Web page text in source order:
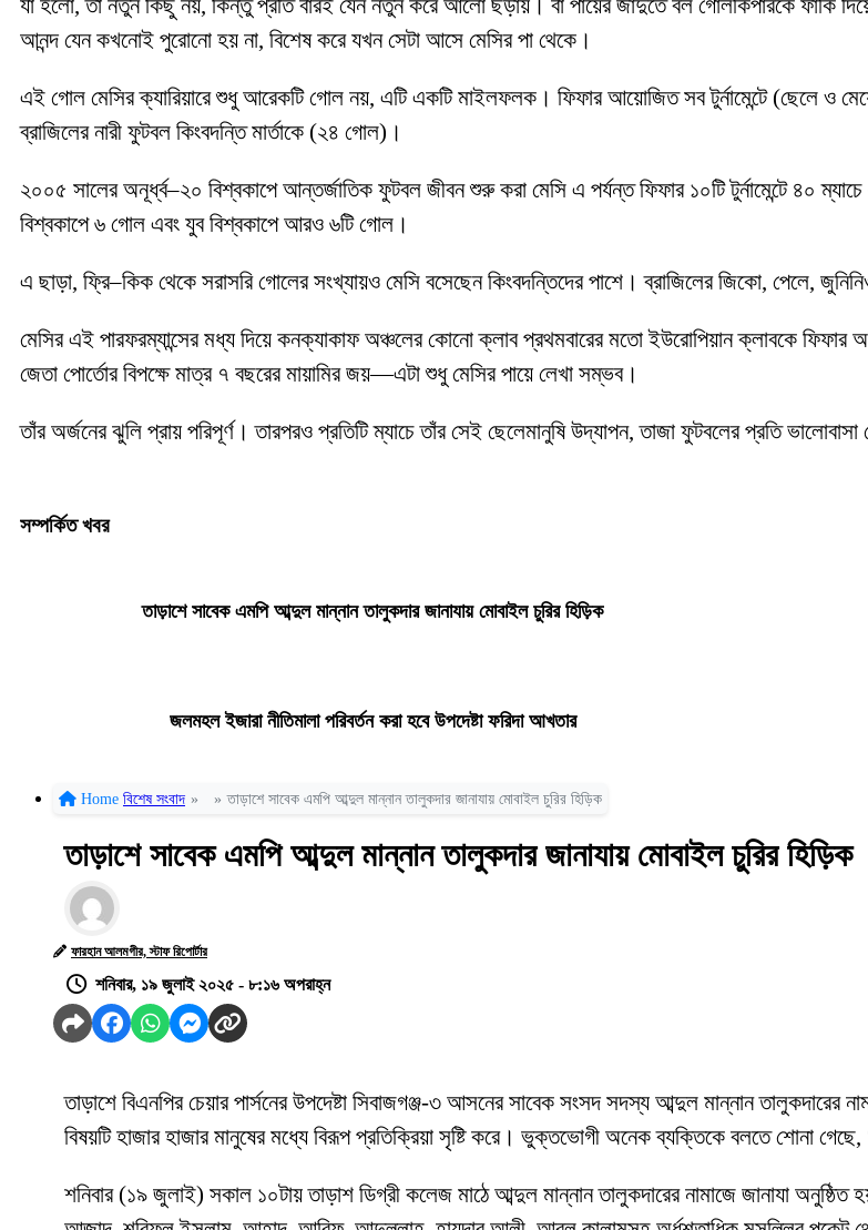
যা হলো, তা নতুন কিছু নয়, কিন্তু প্রতি বারই যেন নতুন করে আলো ছড়ায়। বাঁ পায়ের জাদুতে বল গোলকিপারকে ফাঁকি
আনন্দ যেন কখনোই পুরোনো হয় না, বিশেষ করে যখন সেটা আসে মেসির পা থেকে।
এই গোল মেসির ক্যারিয়ারে শুধু আরেকটি গোল নয়, এটি একটি মাইলফলক। ফিফার আয়োজিত সব টুর্নামেন্টে (ছেলে ও
ব্রাজিলের নারী ফুটবল কিংবদন্তি মার্তাকে (২৪ গোল)।
২০০৫ সালের অনূর্ধ্ব–২০ বিশ্বকাপে আন্তর্জাতিক ফুটবল জীবন শুরু করা মেসি এ পর্যন্ত ফিফার ১০টি টুর্নামেন্টে ৪০
বিশ্বকাপে ৬ গোল এবং যুব বিশ্বকাপে আরও ৬টি গোল।
এ ছাড়া, ফ্রি–কিক থেকে সরাসরি গোলের সংখ্যায়ও মেসি বসেছেন কিংবদন্তিদের পাশে। ব্রাজিলের জিকো, পেলে,
মেসির এই পারফরম্যান্সের মধ্য দিয়ে কনক্যাকাফ অঞ্চলের কোনো ক্লাব প্রথমবারের মতো ইউরোপিয়ান ক্লাবকে ফিফার
জেতা পোর্তোর বিপক্ষে মাত্র ৭ বছরের মায়ামির জয়—এটা শুধু মেসির পায়ে লেখা সম্ভব।
তাঁর অর্জনের ঝুলি প্রায় পরিপূর্ণ। তারপরও প্রতিটি ম্যাচে তাঁর সেই ছেলেমানুষি উদ্‌যাপন, তাজা ফুটবলের প্রতি
সম্পর্কিত খবর
তাড়াশে সাবেক এমপি আব্দুল মান্নান তালুকদার জানাযায় মোবাইল চুরির হিড়িক
জলমহল ইজারা নীতিমালা পরিবর্তন করা হবে উপদেষ্টা ফরিদা আখতার
Home বিশেষ সংবাদ » » তাড়াশে সাবেক এমপি আব্দুল মান্নান তালুকদার জানাযায় মোবাইল চুরির হিড়িক
তাড়াশে সাবেক এমপি আব্দুল মান্নান তালুকদার জানাযায় মোবাইল চুরির হিড়িক
ফারহান আলমগীর, স্টাফ রিপোর্টার
শনিবার, ১৯ জুলাই ২০২৫ - ৮:১৬ অপরাহ্ন
তাড়াশে বিএনপির চেয়ার পার্সনের উপদেষ্টা সিবাজগঞ্জ-৩ আসনের সাবেক সংসদ সদস্য আব্দুল মান্নান তালুকদারের
বিষয়টি হাজার হাজার মানুষের মধ্যে বিরূপ প্রতিক্রিয়া সৃষ্টি করে। ভুক্তভোগী অনেক ব্যক্তিকে বলতে শোনা গেছে,
শনিবার (১৯ জুলাই) সকাল ১০টায় তাড়াশ ডিগ্রী কলেজ মাঠে আব্দুল মান্নান তালুকদারের নামাজে জানাযা